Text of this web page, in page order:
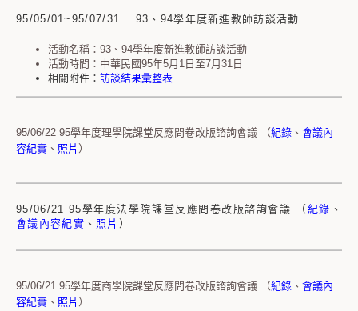
95/05/01~95/07/31 93、94學年度新進教師訪談活動
活動名稱：93、94學年度新進教師訪談活動
活動時間：中華民國95年5月1日至7月31日
相關附件： 訪談結果彙整表
95/06/22 95學年度理學院課堂反應問卷改版諮詢會議 （紀錄 、 會議內
容紀實 、 照片 ）
95/06/21 95學年度法學院課堂反應問卷改版諮詢會議 （ 紀錄 、
會議內容紀實 、 照片 ）
95/06/21 95學年度商學院課堂反應問卷改版諮詢會議 （紀錄 、 會議內
容紀實 、 照片 ）